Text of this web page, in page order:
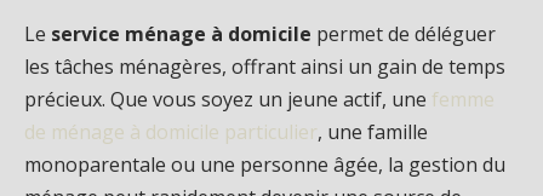
Le service ménage à domicile permet de déléguer
les tâches ménagères, offrant ainsi un gain de temps
précieux. Que vous soyez un jeune actif, une femme
de ménage à domicile particulier, une famille
monoparentale ou une personne âgée, la gestion du